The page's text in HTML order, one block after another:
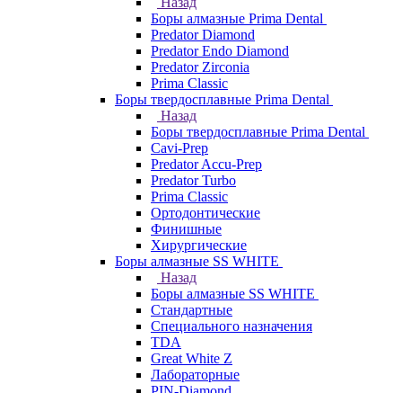
Боры алмазные Prima Dental
Predator Diamond
Predator Endo Diamond
Predator Zirconia
Prima Classic
Боры твердосплавные Prima Dental
Назад
Боры твердосплавные Prima Dental
Cavi-Prep
Predator Accu-Prep
Predator Turbo
Prima Classic
Ортодонтические
Финишные
Хирургические
Боры алмазные SS WHITE
Назад
Боры алмазные SS WHITE
Стандартные
Специального назначения
TDA
Great White Z
Лабораторные